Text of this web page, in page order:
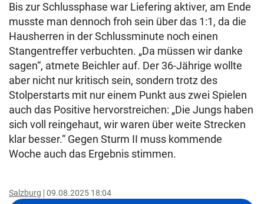
Bis zur Schlussphase war Liefering aktiver, am Ende
musste man dennoch froh sein über das 1:1, da die
Hausherren in der Schlussminute noch einen
Stangentreffer verbuchten. „Da müssen wir danke
sagen“, atmete Beichler auf. Der 36-Jährige wollte
aber nicht nur kritisch sein, sondern trotz des
Stolperstarts mit nur einem Punkt aus zwei Spielen
auch das Positive hervorstreichen: „Die Jungs haben
sich voll reingehaut, wir waren über weite Strecken
klar besser.“ Gegen Sturm II muss kommende
Woche auch das Ergebnis stimmen.
Salzburg 09.08.2025 18:04